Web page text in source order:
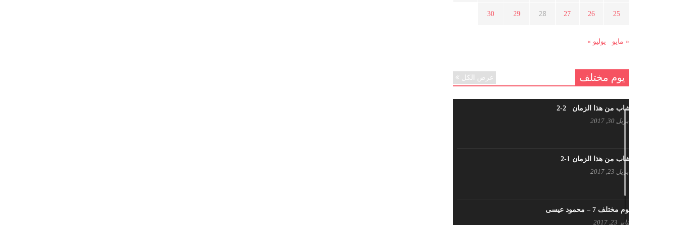
في الثورة السورية ؟
25
26
27
28
29
30
« مايو يوليو »
يوم مختلف عرض الكل
شاب من هذا الزمان 2-2
أبريل 30, 2017
شاب من هذا الزمان 1-2
أبريل 23, 2017
يوم مختلف 7 – محمود عيسى
يناير 23, 2017